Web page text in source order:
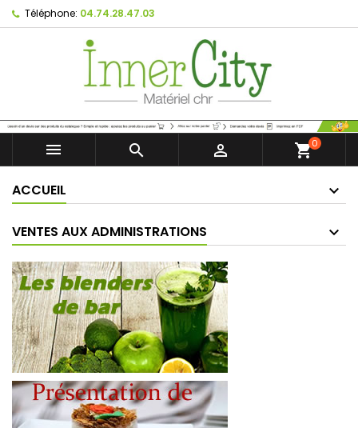
Téléphone: 04.74.28.47.03
   shopping_cart0
ACCUEIL
VENTES AUX ADMINISTRATIONS